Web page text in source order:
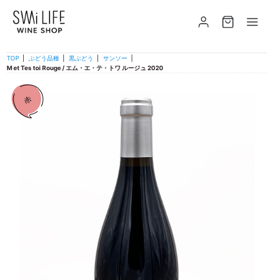
TOP ぶどう品種 黒ぶどう サンソー
M et Tes toi Rouge / エム・エ・テ・トワ ルージュ 2020